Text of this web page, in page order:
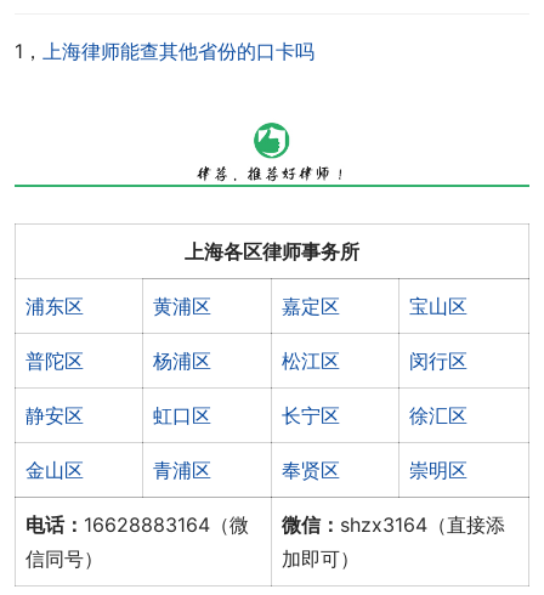
1， 上海律师能查其他省份的口卡吗
上海各区律师事务所
浦东区 黄浦区 嘉定区 宝山区
普陀区 杨浦区 松江区 闵行区
静安区 虹口区 长宁区 徐汇区
金山区 青浦区 奉贤区 崇明区
电话： 16628883164（微
信同号）
微信： shzx3164（直接添
加即可）